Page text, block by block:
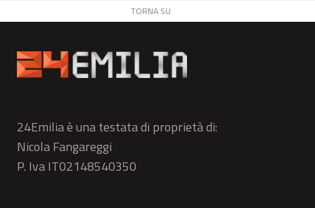
TORNA SU
24Emilia è una testata di proprietà di:
Nicola Fangareggi
P. Iva IT02148540350